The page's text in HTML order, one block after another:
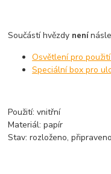
Součástí hvězdy není
Osvětlení pro
Speciální box pro
Použití: vnitřní
Materiál: papír
Stav: rozloženo,